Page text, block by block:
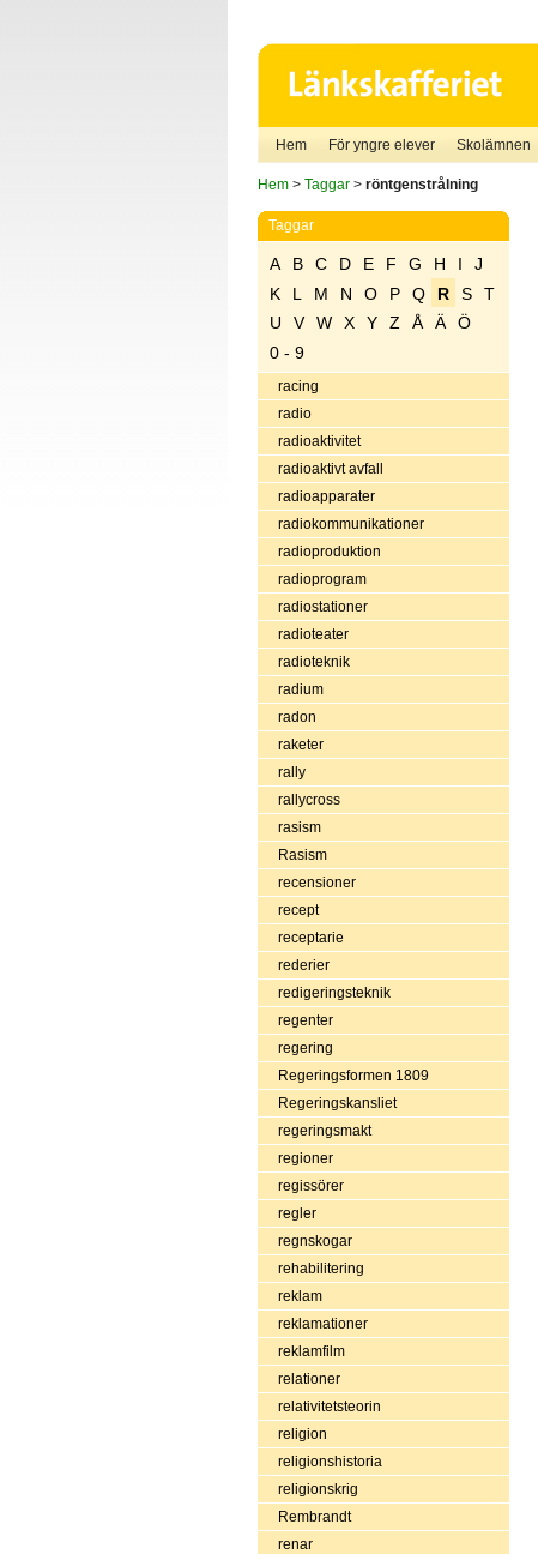
Hem För yngre elever Skolämnen
Hem> Taggar> röntgenstrålning
Taggar
A B C D E F G H I
J
K
L M N O P Q R S
T
U
V W X Y Z Å Ä
Ö
0 - 9
racing
radio
radioaktivitet
radioaktivt avfall
radioapparater
radiokommunikationer
radioproduktion
radioprogram
radiostationer
radioteater
radioteknik
radium
radon
raketer
rally
rallycross
rasism
Rasism
recensioner
recept
receptarie
rederier
redigeringsteknik
regenter
regering
Regeringsformen 1809
Regeringskansliet
regeringsmakt
regioner
regissörer
regler
regnskogar
rehabilitering
reklam
reklamationer
reklamfilm
relationer
relativitetsteorin
religion
religionshistoria
religionskrig
Rembrandt
renar